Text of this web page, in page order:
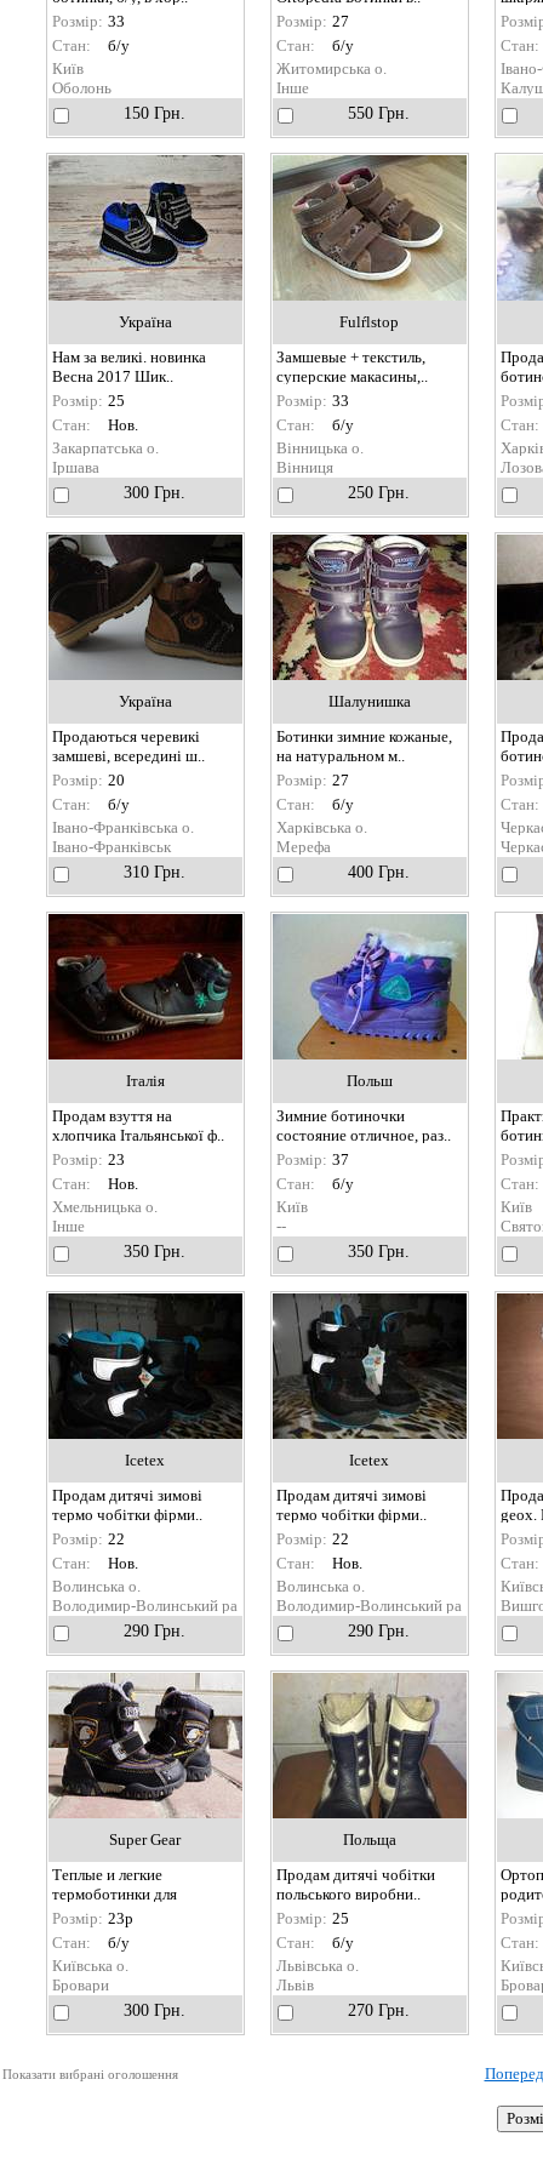
Розмір: 33
Стан:
б/у
Київ
Оболонь
150 Грн.
Розмір: 27
Стан:
б/у
Житомирська о.
Інше
550 Грн.
Стан:
Україна
Нам за великі. новинка
Весна 2017 Шик..
Розмір: 25
Стан:
Нов.
Закарпатська о.
Іршава
300 Грн.
Fulŕlstop
Замшевые + текстиль,
суперские макасины,..
Розмір: 33
Стан:
б/у
Вінницька о.
Вінниця
250 Грн.
Стан:
Україна
Продаються черевикі
замшеві, всередині ш..
Розмір: 20
Стан:
б/у
Івано-Франківська о.
Івано-Франківськ
310 Грн.
Шалунишка
Ботинки зимние кожаные,
на натуральном м..
Розмір: 27
Стан:
б/у
Харківська о.
Мерефа
400 Грн.
Стан:
Італія
Продам взуття на
хлопчика Італьянської ф..
Розмір: 23
Стан:
Нов.
Хмельницька о.
Інше
350 Грн.
Польш
Зимние ботиночки
состояние отличное, раз..
Розмір: 37
Стан:
б/у
Київ
--
350 Грн.
Стан:
Київ
Icetex
Продам дитячі зимові
термо чобітки фірми..
Розмір: 22
Стан:
Нов.
Волинська о.
Володимир-Волинський ра
йон
290 Грн.
Icetex
Продам дитячі зимові
термо чобітки фірми..
Розмір: 22
Стан:
Нов.
Волинська о.
Володимир-Волинський ра
йон
290 Грн.
geox.
Стан:
Super Gear
Теплые и легкие
термоботинки для
мальчик..
Розмір: 23р
Стан:
б/у
Київська о.
Бровари
300 Грн.
Польща
Продам дитячі чобітки
польського виробни..
Розмір: 25
Стан:
б/у
Львівська о.
Львів
270 Грн.
Стан:
Показати вибрані оголошення